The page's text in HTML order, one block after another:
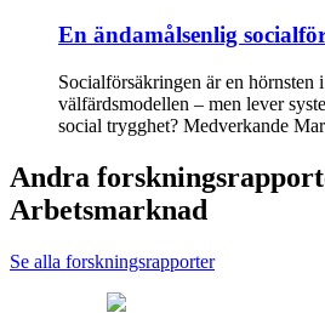
En ändamålsenlig
Socialförsäkringen är en hörnsten
välfärdsmodellen – men lever
social trygghet? Medverkande
Andra
Arbetsmarknad
Se alla forskningsrapporter